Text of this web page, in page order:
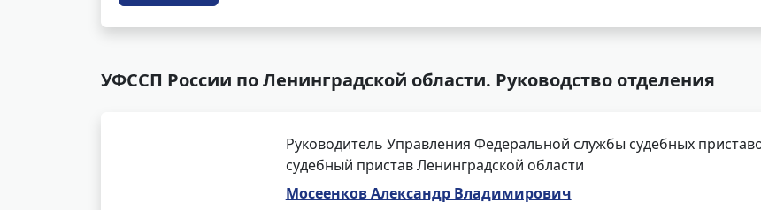
УФССП России по Ленинградской области. Руководство отделения
Руководитель Управления Федеральной службы судебных
судебный пристав Ленинградской области
Мосеенков Александр Владимирович